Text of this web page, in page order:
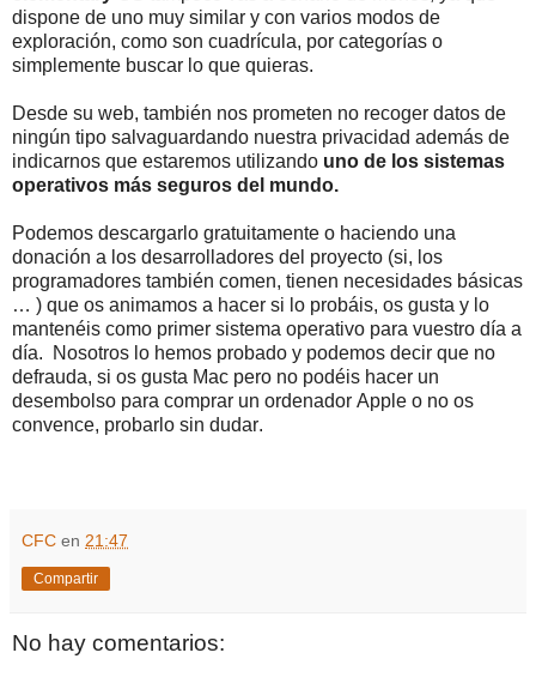
dispone de uno muy similar y con varios modos de
exploración, como son cuadrícula, por categorías o
simplemente buscar lo que quieras.
Desde su web, también nos prometen no recoger datos de
ningún tipo salvaguardando nuestra privacidad además de
indicarnos que estaremos utilizando uno de los sistemas
operativos más seguros del mundo.
Podemos descargarlo gratuitamente o haciendo una
donación a los desarrolladores del proyecto (si, los
programadores también comen, tienen necesidades básicas
… ) que os animamos a hacer si lo probáis, os gusta y lo
mantenéis como primer sistema operativo para vuestro día a
día. Nosotros lo hemos probado y podemos decir que no
defrauda, si os gusta Mac pero no podéis hacer un
desembolso para comprar un ordenador Apple o no os
convence, probarlo sin dudar.
CFC en 21:47
Compartir
No hay comentarios: